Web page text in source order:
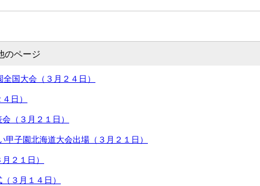
のページ
国大会（３月２４日）
日）
（３月２１日）
甲子園北海道大会出場（３月２１日）
２１日）
３月１４日）